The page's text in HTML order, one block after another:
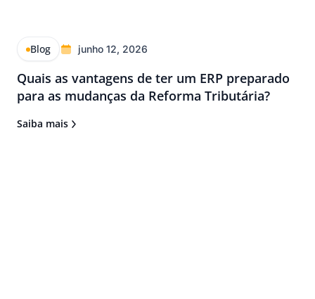
Blog junho 12, 2026
Quais as vantagens de ter um ERP preparado
para as mudanças da Reforma Tributária?
Saiba mais